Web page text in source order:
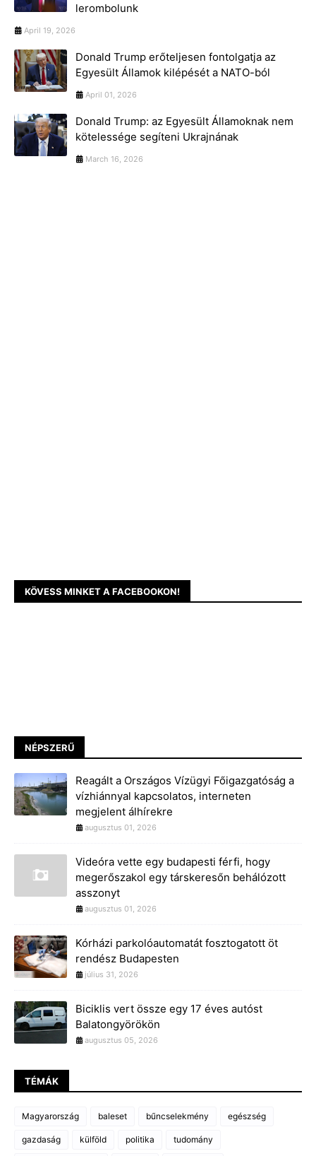
lerombolunk
April 19, 2026
Donald Trump erőteljesen fontolgatja az
Egyesült Államok kilépését a NATO-ból
April 01, 2026
Donald Trump: az Egyesült Államoknak nem
kötelessége segíteni Ukrajnának
March 16, 2026
KÖVESS MINKET A FACEBOOKON!
NÉPSZERŰ
Reagált a Országos Vízügyi Főigazgatóság a
vízhiánnyal kapcsolatos, interneten
megjelent álhírekre
augusztus 01, 2026
Videóra vette egy budapesti férfi, hogy
megerőszakol egy társkeresőn behálózott
asszonyt
augusztus 01, 2026
Kórházi parkolóautomatát fosztogatott öt
rendész Budapesten
július 31, 2026
Biciklis vert össze egy 17 éves autóst
Balatongyörökön
augusztus 05, 2026
TÉMÁK
Magyarország baleset bűncselekmény egészség
gazdaság külföld politika tudomány